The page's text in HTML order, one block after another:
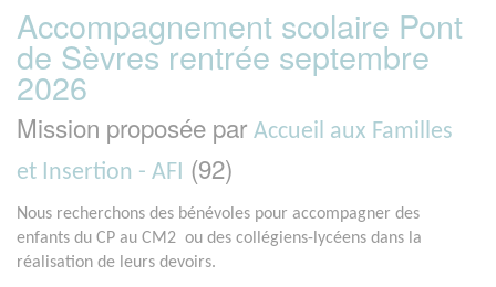
Accompagnement scolaire Pont
de Sèvres rentrée septembre
2026
Mission proposée par Accueil aux Familles
et Insertion - AFI (92)
Nous recherchons des bénévoles pour accompagner des
enfants du CP au CM2 ou des collégiens-lycéens dans la
réalisation de leurs devoirs.